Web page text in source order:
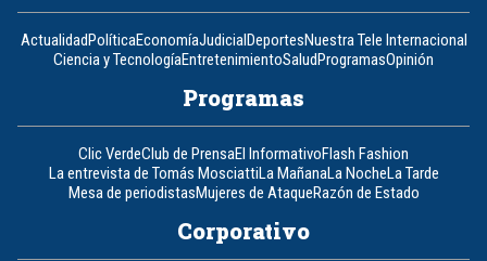
ActualidadPolíticaEconomíaJudicialDeportesNuestra Tele Internacional
Ciencia y TecnologíaEntretenimientoSaludProgramasOpinión
Programas
Clic VerdeClub de PrensaEl InformativoFlash Fashion
La entrevista de Tomás MosciattiLa MañanaLa NocheLa Tarde
Mesa de periodistasMujeres de AtaqueRazón de Estado
Corporativo